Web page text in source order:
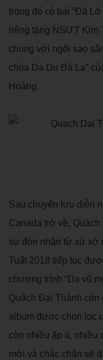
trong đó có bài “Đã
riêng tặng NSƯT Kim
chung với ngôi sao
chúa Da Du Đà La”
Hoàng.
Sau chuyến lưu diễn
Canada trở về,
sự đón nhận từ xứ xở
Tuất 2018 tiếp tục
chương trình “Dạ vũ
Quách Đại Thành còn
album được chọn lọc
còn nhiều ấp ủ, nhiều
mới và chắc chắn sẽ